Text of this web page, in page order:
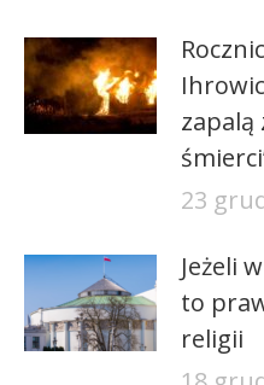
zapalą
23
Jeżeli
to
religii